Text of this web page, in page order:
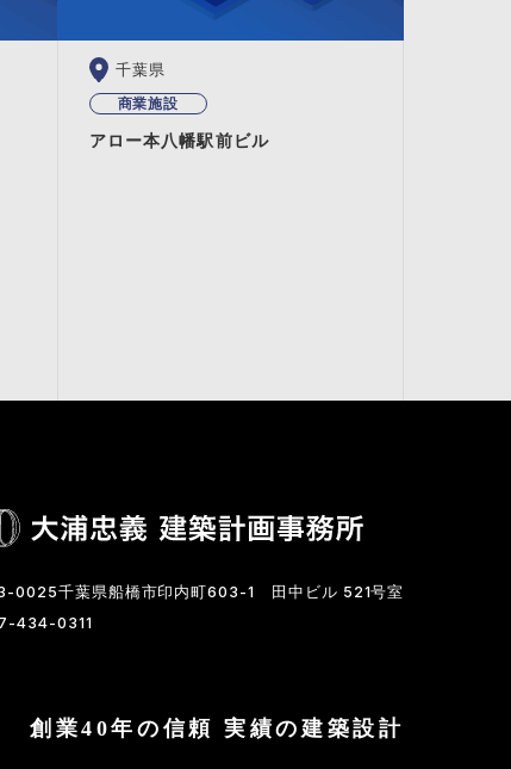
千葉県
商業施設
アロー本八幡駅前ビル
0025千葉県船橋市印内町603-1
田中ビル 521号室
434-0311
創業40年の信頼 実績の建築設計